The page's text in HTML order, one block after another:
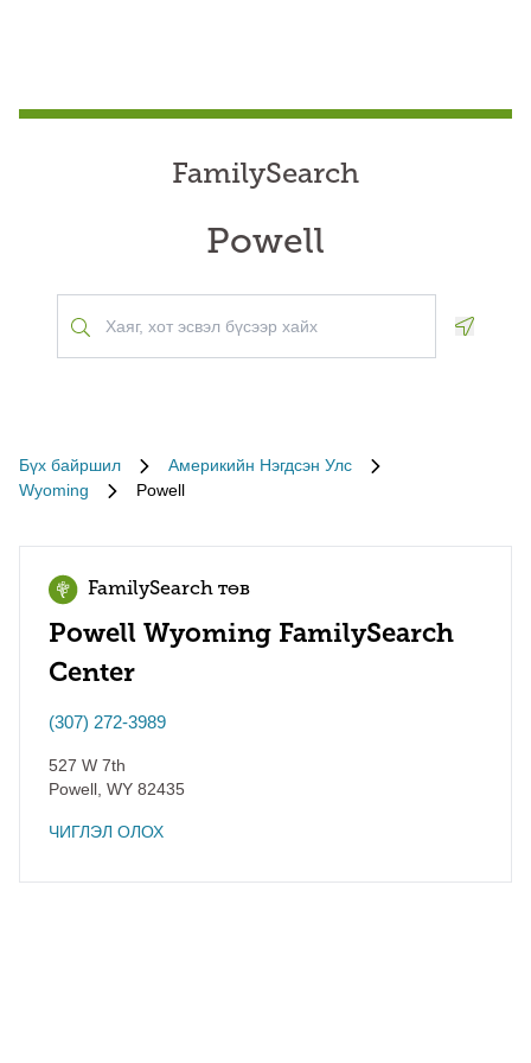
FamilySearch
Powell
Бүх байршил
Америкийн Нэгдсэн Улс
Wyoming
Powell
FamilySearch төв
Powell Wyoming FamilySearch
Center
(307) 272-3989
527 W 7th
Powell WY 82435
ЧИГЛЭЛ ОЛОХ